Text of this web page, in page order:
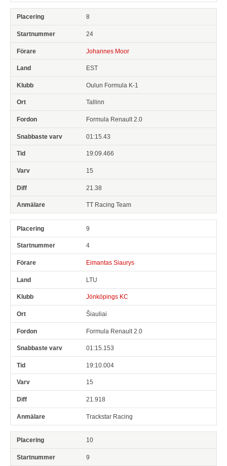
8
24
Johannes Moor
EST
Oulun Formula K-1
Tallinn
Formula Renault 2.0
01:15.43
19:09.466
15
21.38
TT Racing Team
9
4
Eimantas Siaurys
LTU
Jönköpings KC
Šiauliai
Formula Renault 2.0
01:15.153
19:10.004
15
21.918
Trackstar Racing
10
9